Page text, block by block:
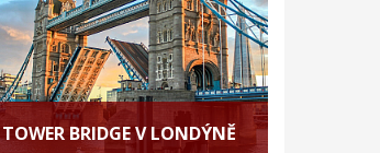
TOWER BRIDGE V LONDÝNĚ